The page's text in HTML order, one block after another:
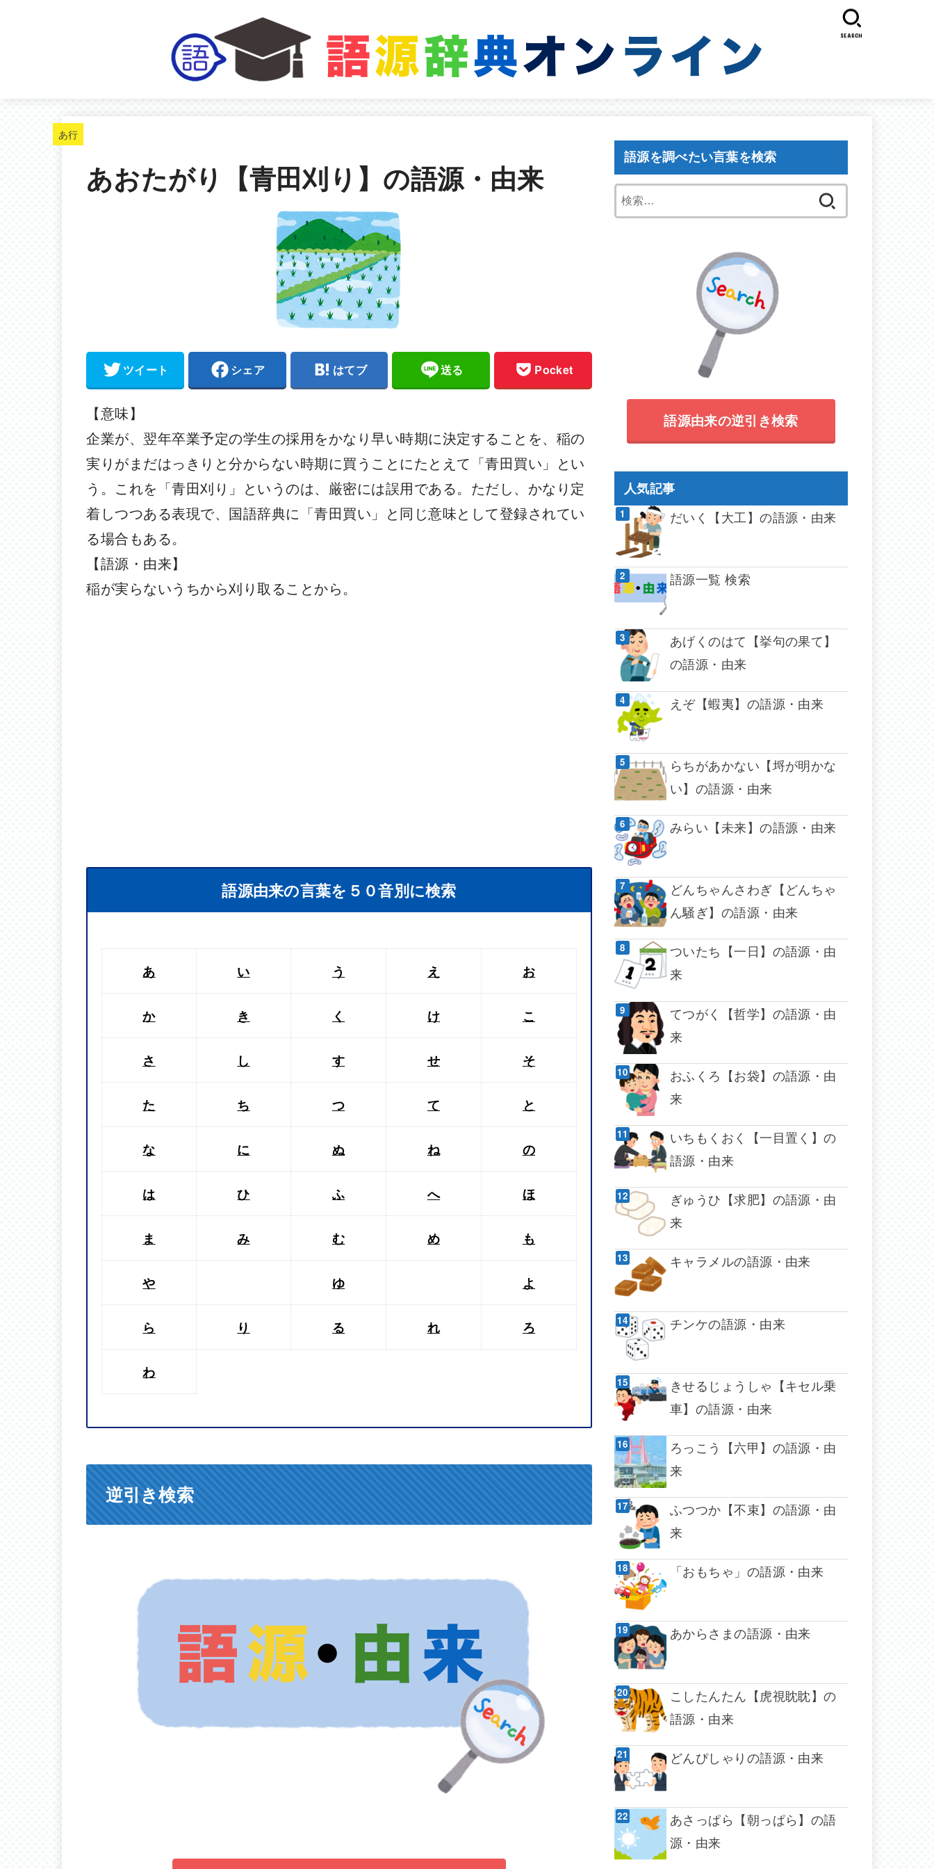
SEARCH
あ行
あおたがり【青田刈り】の語源・由来
ツイート シェア はてブ 送る Pocket
【意味】
企業が、翌年卒業予定の学生の採用をかなり早い時期に決定することを、稲の
実りがまだはっきりと分からない時期に買うことにたとえて「青田買い」とい
う。これを「青田刈り」というのは、厳密には誤用である。ただし、かなり定
着しつつある表現で、国語辞典に「青田買い」と同じ意味として登録されてい
る場合もある。
【語源・由来】
稲が実らないうちから刈り取ることから。
語源由来の言葉を５０音別に検索
あ い う え お
か き く け こ
さ し す せ そ
た ち つ て と
な に ぬ ね の
は ひ ふ へ ほ
ま み む め も
や ゆ よ
ら り る れ ろ
わ
逆引き検索
語源を調べたい言葉を検索
索:
語源由来の逆引き検索
人気記事
だいく【大工】の語源・由来
語源一覧 検索
あげくのはて【挙句の果て】
の語源・由来
えぞ【蝦夷】の語源・由来
らちがあかない【埒が明かな
い】の語源・由来
みらい【未来】の語源・由来
どんちゃんさわぎ【どんちゃ
ん騒ぎ】の語源・由来
ついたち【一日】の語源・由
来
てつがく【哲学】の語源・由
来
おふくろ【お袋】の語源・由
来
いちもくおく【一目置く】の
語源・由来
ぎゅうひ【求肥】の語源・由
来
キャラメルの語源・由来
チンケの語源・由来
きせるじょうしゃ【キセル乗
車】の語源・由来
ろっこう【六甲】の語源・由
来
ふつつか【不束】の語源・由
来
「おもちゃ」の語源・由来
あからさまの語源・由来
こしたんたん【虎視眈眈】の
語源・由来
どんぴしゃりの語源・由来
あさっぱら【朝っぱら】の語
源・由来